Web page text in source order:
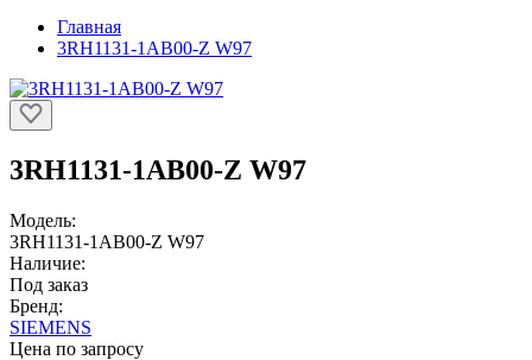
Главная
3RH1131-1AB00-Z W97
3RH1131-1AB00-Z W97
Модель:
3RH1131-1AB00-Z W97
Наличие:
Под заказ
Бренд:
SIEMENS
Цена по запросу